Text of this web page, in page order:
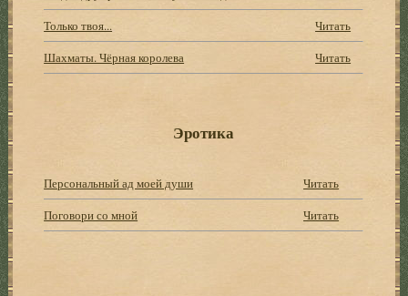
Только твоя...
Читать
Шахматы. Чёрная королева
Читать
Эротика
Персональный ад моей души
Читать
Поговори со мной
Читать